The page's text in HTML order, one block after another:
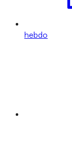
hebdo